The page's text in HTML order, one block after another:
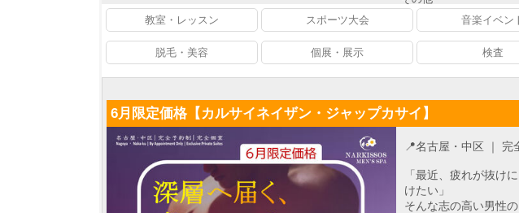
教室・レッスン
スポーツ大会 音楽イベン
脱毛・美容 個展・展示 検査
6月限定価格【カルサイネイザン・ジャップカサイ】
📍名古屋・中区 ｜ 完
「最近、疲れが抜け
けたい」
そんな志の高い男性